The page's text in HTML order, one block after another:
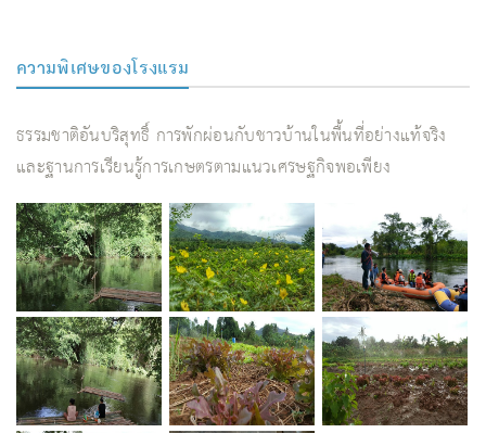
ความพิเศษของโรงแรม
ธรรมชาติอันบริสุทธิ์ การพักผ่อนกับชาวบ้านในพื้นที่อย่างแท้จริง
และฐานการเรียนรู้การเกษตรตามแนวเศรษฐกิจพอเพียง